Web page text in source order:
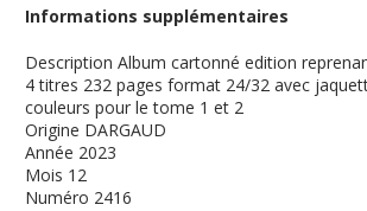
Informations supplémentaires
Description Album cartonné edition
4 titres 232 pages format 24/32 avec
couleurs pour le tome 1 et 2
Origine DARGAUD
Année 2023
Mois 12
Numéro 2416